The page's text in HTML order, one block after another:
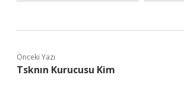
Önceki Yazı
Tsknın Kurucusu Kim